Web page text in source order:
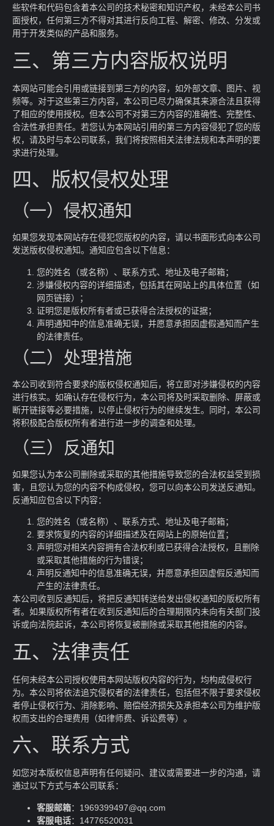
些软件和代码包含着本公司的技术秘密和知识产权，未经本公司书
面授权，任何第三方不得对其进行反向工程、解密、修改、分发或
用于开发类似的产品和服务。
三、第三方内容版权说明
本网站可能会引用或链接到第三方的内容，如外部文章、图片、视
频等。对于这些第三方内容，本公司已尽力确保其来源合法且获得
了相应的使用授权。但本公司不对第三方内容的准确性、完整性、
合法性承担责任。若您认为本网站引用的第三方内容侵犯了您的版
权，请及时与本公司联系，我们将按照相关法律法规和本声明的要
求进行处理。
四、版权侵权处理
（一）侵权通知
如果您发现本网站存在侵犯您版权的内容，请以书面形式向本公司
发送版权侵权通知。通知应包含以下信息：
您的姓名（或名称）、联系方式、地址及电子邮箱；
涉嫌侵权内容的详细描述，包括其在网站上的具体位置（如
网页链接）；
证明您是版权所有者或已获得合法授权的证据；
声明通知中的信息准确无误，并愿意承担因虚假通知而产生
的法律责任。
（二）处理措施
本公司收到符合要求的版权侵权通知后，将立即对涉嫌侵权的内容
进行核实。如确认存在侵权行为，本公司将及时采取删除、屏蔽或
断开链接等必要措施，以停止侵权行为的继续发生。同时，本公司
将积极配合版权所有者进行进一步的调查和处理。
（三）反通知
如果您认为本公司删除或采取的其他措施导致您的合法权益受到损
害，且您认为您的内容不构成侵权，您可以向本公司发送反通知。
反通知应包含以下内容：
您的姓名（或名称）、联系方式、地址及电子邮箱；
要求恢复的内容的详细描述及在网站上的原始位置；
声明您对相关内容拥有合法权利或已获得合法授权，且删除
或采取其他措施的行为错误；
声明反通知中的信息准确无误，并愿意承担因虚假反通知而
产生的法律责任。
本公司收到反通知后，将把反通知转送给发出侵权通知的版权所有
者。如果版权所有者在收到反通知后的合理期限内未向有关部门投
诉或向法院起诉，本公司将恢复被删除或采取其他措施的内容。
五、法律责任
任何未经本公司授权使用本网站版权内容的行为，均构成侵权行
为。本公司将依法追究侵权者的法律责任，包括但不限于要求侵权
者停止侵权行为、消除影响、赔偿经济损失及承担本公司为维护版
权而支出的合理费用（如律师费、诉讼费等）。
六、联系方式
如您对本版权信息声明有任何疑问、建议或需要进一步的沟通，请
通过以下方式与本公司联系：
客服邮箱：1969399497@qq.com
客服电话：14776520031